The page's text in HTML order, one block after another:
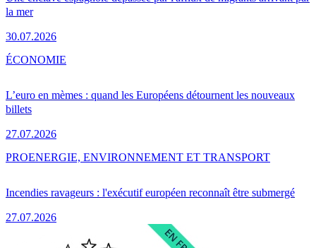
la mer
30.07.2026
L’euro en mèmes : quand les Européens détournent les nouveaux
billets
27.07.2026
ÉCONOMIE
Incendies ravageurs : l'exécutif européen reconnaît être submergé
27.07.2026
PROENERGIE, ENVIRONNEMENT ET TRANSPORT